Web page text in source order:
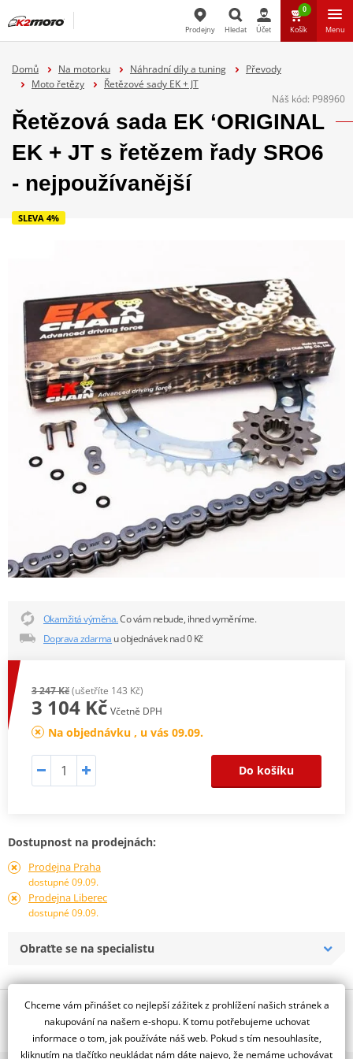
Prodejny Hledat Účet
0
Košík Menu
Domů Na motorku Náhradní díly a tuning
Převody
Moto řetězy
Řetězové sady EK + JT
Náš kód: P98960
Řetězová sada EK ‘ORIGINAL
EK + JT s řetězem řady SRO6
- nejpoužívanější
SLEVA 4%
Okamžitá výměna.Co vám nebude, ihned vyměníme.
Doprava zdarma u objednávek nad 0 Kč
3 247 Kč(ušetříte 143 Kč)
3 104 Kč Včetně DPH
Na objednávku , u vás 09.09.
Do košíku
Dostupnost na prodejnách:
Prodejna Praha
dostupné 09.09.
Prodejna Liberec
dostupné 09.09.
Obraťte se na specialistu
Popis a parametry
Jsme autorizovaný
dealer značky EK + JT
Chceme vám přinášet co nejlepší zážitek z prohlížení našich stránek a
nakupování na našem e-shopu. K tomu potřebujeme uchovat
informace o tom, jak používáte náš web. Pokud s tím nesouhlasíte,
kliknutím na tlačítko neukládat nám dáte najevo, že nemáme uchovávat